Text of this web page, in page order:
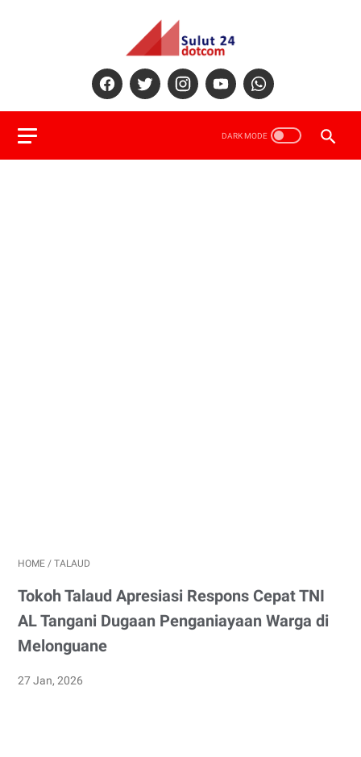
HOME / TALAUD
Tokoh Talaud Apresiasi Respons Cepat TNI
AL Tangani Dugaan Penganiayaan Warga di
Melonguane
27 Jan, 2026